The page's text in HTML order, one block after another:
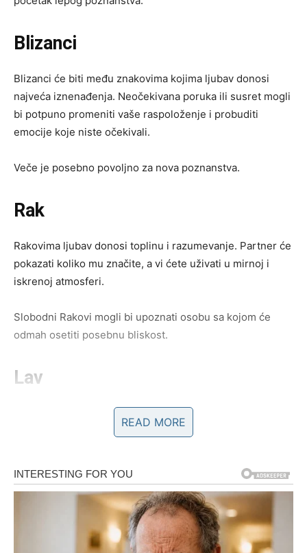
Blizanci
Blizanci će biti među znakovima kojima ljubav donosi
najveća iznenađenja. Neočekivana poruka ili susret mogli
bi potpuno promeniti vaše raspoloženje i probuditi
emocije koje niste očekivali.
Veče je posebno povoljno za nova poznanstva.
Rak
Rakovima ljubav donosi toplinu i razumevanje. Partner će
pokazati koliko mu značite, a vi ćete uživati u mirnoj i
iskrenoj atmosferi.
Slobodni Rakovi mogli bi upoznati osobu sa kojom će
odmah osetiti posebnu bliskost.
Lav
Lavovima nedelja donosi mnogo pažnje i komplimenata.
Privlačićete poglede gde god da se pojavite, a jedna
Zauzeti Lavovi uživaće u romantičnim trenucima sa
READ MORE